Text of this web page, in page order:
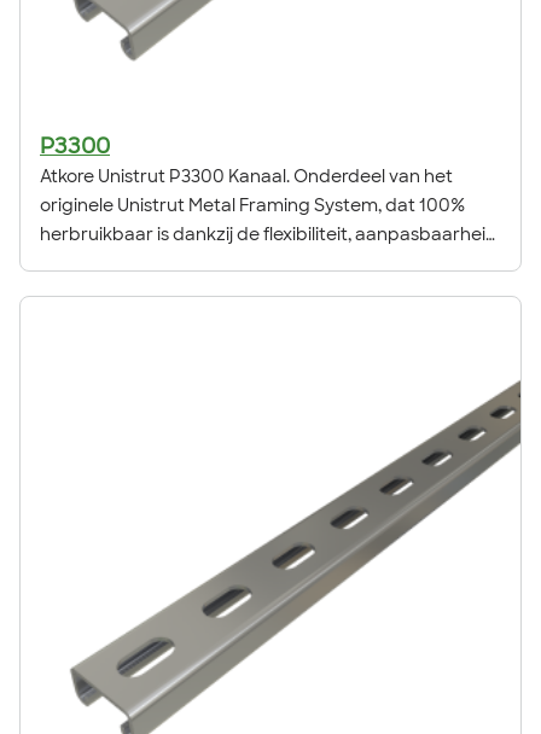
P3300
Atkore Unistrut P3300 Kanaal. Onderdeel van het
originele Unistrut Metal Framing System, dat 100%
herbruikbaar is dankzij de flexibiliteit, aanpasbaarheid